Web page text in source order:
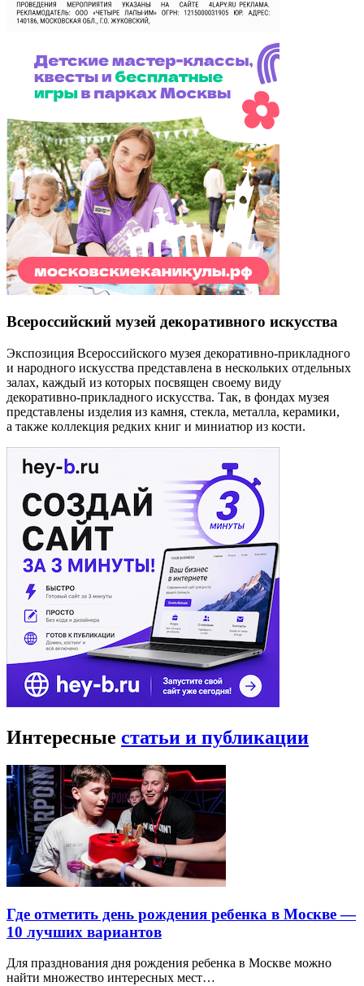
Всероссийский музей декоративного искусства
Экспозиция Всероссийского музея декоративно-прикладного
и народного искусства представлена в нескольких отдельных
залах, каждый из которых посвящен своему виду
декоративно-прикладного искусства. Так, в фондах музея
представлены изделия из камня, стекла, металла, керамики,
а также коллекция редких книг и миниатюр из кости.
Интересные статьи и публикации
Где отметить день рождения ребенка в Москве —
10 лучших вариантов
Для празднования дня рождения ребенка в Москве можно
найти множество интересных мест…